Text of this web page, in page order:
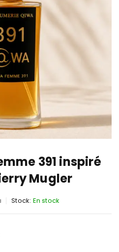
391 inspiré
Mugler
Stock: En stock